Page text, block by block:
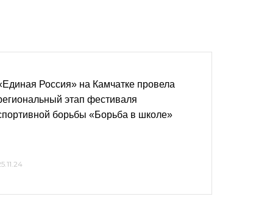
Россия» на Камчатке провела
этап фестиваля
борьбы «Борьба в школе»